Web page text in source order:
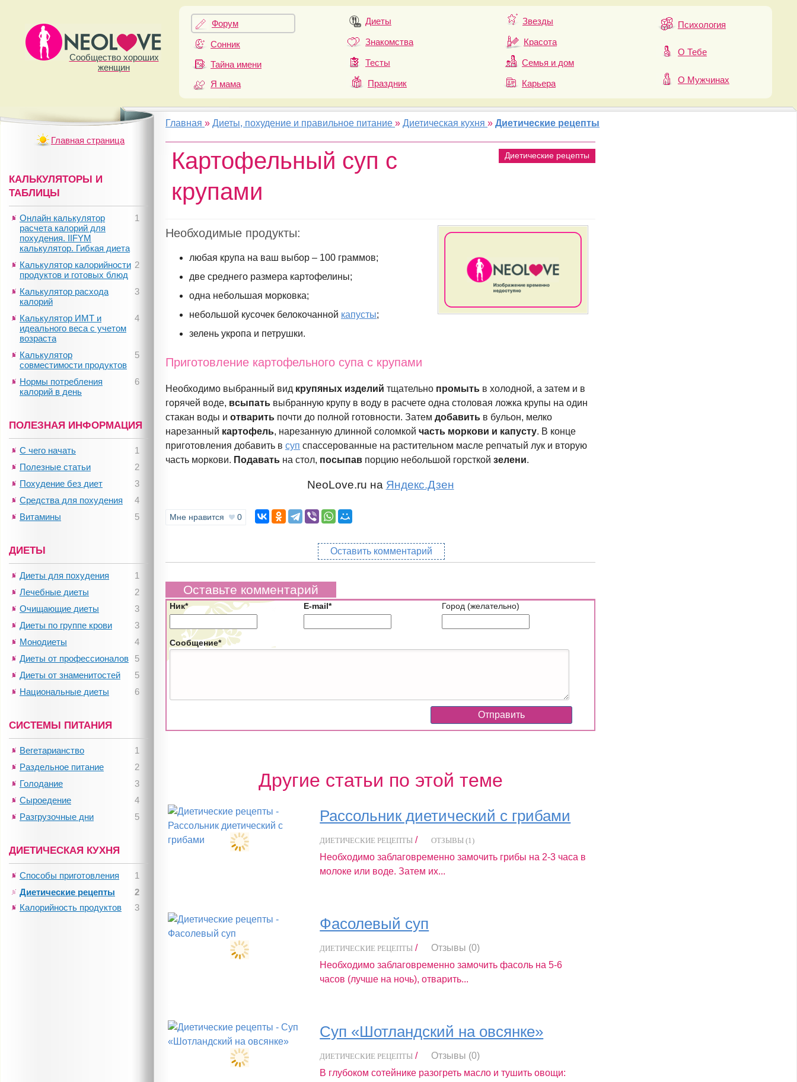
Сообщество хороших
женщин
Форум
Сонник
Тайна имени
Я мама
Диеты
Знакомства
Тесты
Праздник
Звезды
Красота
Семья и дом
Карьера
Психология
О Тебе
О Мужчинах
Главная »Диеты, похудение и правильное питание »Диетическая кухня »Диетические рецепты
Диетические рецепты
Картофельный суп с
крупами
Необходимые продукты:
любая крупа на ваш выбор – 100 граммов;
две среднего размера картофелины;
одна небольшая морковка;
небольшой кусочек белокочанной капусты;
зелень укропа и петрушки.
Приготовление картофельного супа с крупами
Необходимо выбранный вид крупяных изделийтщательно промыть в холодной, а затем и в
горячей воде, всыпать выбранную крупу в воду в расчете одна столовая ложка крупы на один
стакан воды иотварить почти до полной готовности. Затемдобавить в бульон, мелко
нарезанный картофель, нарезанную длинной соломкойчасть моркови и капусту. В конце
приготовления добавить всуп спассерованные на растительном масле репчатый лук и вторую
часть моркови. Подавать на стол, посыпав порцию небольшой горсткойзелени.
NeoLove.ru на Яндекс.Дзен
Мне нравится 0
Оставить комментарий
Оставьте комментарий
Ник* E-mail* Город (желательно)
Сообщение*
Другие статьи по этой теме
Рассольник диетический с грибами
ДИЕТИЧЕСКИЕ РЕЦЕПТЫ / ОТЗЫВЫ (1)
Необходимо заблаговременно замочить грибы на 2-3 часа в
молоке или воде. Затем их...
Фасолевый суп
ДИЕТИЧЕСКИЕ РЕЦЕПТЫ /
Отзывы (0)
Необходимо заблаговременно замочить фасоль на 5-6
часов (лучше на ночь), отварить...
Суп «Шотландский на овсянке»
ДИЕТИЧЕСКИЕ РЕЦЕПТЫ /
Отзывы (0)
В глубоком сотейнике разогреть масло и тушить овощи:
Главная страница
КАЛЬКУЛЯТОРЫ И
ТАБЛИЦЫ
1
Онлайн калькулятор
расчета калорий для
похудения. IIFYM
калькулятор. Гибкая диета
2
Калькулятор калорийности
продуктов и готовых блюд
3
Калькулятор расхода
калорий
4
Калькулятор ИМТ и
идеального веса с учетом
возраста
5
Калькулятор
совместимости продуктов
6
Нормы потребления
калорий в день
ПОЛЕЗНАЯ ИНФОРМАЦИЯ
1
С чего начать
2
Полезные статьи
3
Похудение без диет
4
Средства для похудения
5
Витамины
ДИЕТЫ
1
Диеты для похудения
2
Лечебные диеты
3
Очищающие диеты
3
Диеты по группе крови
4
Монодиеты
5
Диеты от профессионалов
5
Диеты от знаменитостей
6
Национальные диеты
СИСТЕМЫ ПИТАНИЯ
1
Вегетарианство
2
Раздельное питание
3
Голодание
4
Сыроедение
5
Разгрузочные дни
ДИЕТИЧЕСКАЯ КУХНЯ
1
Способы приготовления
2
Диетические рецепты
3
Калорийность продуктов